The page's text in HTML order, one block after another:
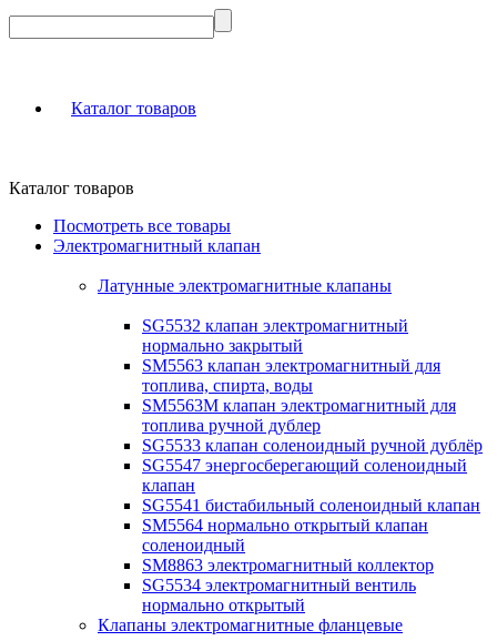
Каталог товаров
Каталог товаров
Посмотреть все товары
Электромагнитный клапан
Латунные электромагнитные клапаны
SG5532 клапан электромагнитный
нормально закрытый
SM5563 клапан электромагнитный для
топлива, спирта, воды
SM5563M клапан электромагнитный для
топлива ручной дублер
SG5533 клапан соленоидный ручной дублёр
SG5547 энергосберегающий соленоидный
клапан
SG5541 бистабильный соленоидный клапан
SM5564 нормально открытый клапан
соленоидный
SM8863 электромагнитный коллектор
SG5534 электромагнитный вентиль
нормально открытый
Клапаны электромагнитные фланцевые